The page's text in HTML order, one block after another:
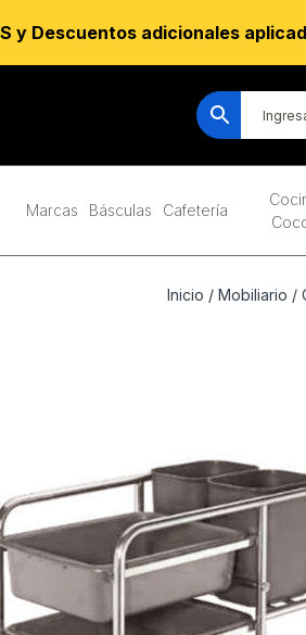
Marcas Básculas Cafetería
Inicio / Mobiliario /
y Descuentos adicionales